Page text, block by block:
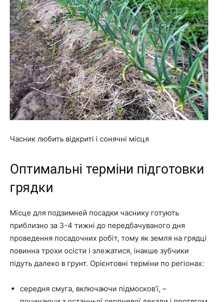
Часник любить відкриті і сонячні місця
Оптимальні терміни підготовки
грядки
Місце для подзимней посадки часнику готують
приблизно за 3-4 тижні до передбачуваного дня
проведення посадочних робіт, тому як земля на грядці
повинна трохи осісти і злежатися, інакше зубчики
підуть далеко в грунт. Орієнтовні терміни по регіонах:
середня смуга, включаючи підмосков’ї, –